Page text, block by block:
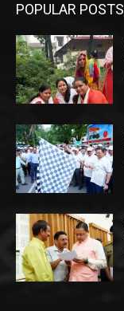
POPULAR POSTS